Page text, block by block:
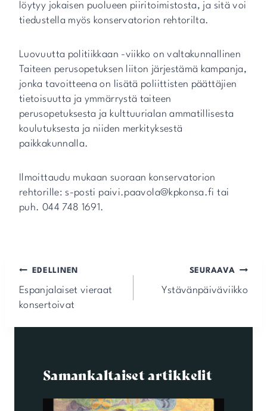
löytyy jokaisen puolueen piiritoimistosta, ja sitä voi
tiedustella myös konservatorion rehtorilta.
Luovuutta politiikkaan -viikko on valtakunnallinen
Taiteen perusopetuksen liiton järjestämä kampanja,
jonka tavoitteena on lisätä poliittisten päättäjien
tietoisuutta ja ymmärrystä taiteen
perusopetuksesta ja kulttuurialan ammatillisesta
koulutuksesta ja niiden merkityksestä
paikkakunnalla.
Ilmoittaudu mukaan suoraan konservatorion
rehtorille: s-posti paivi.paavola@kpkonsa.fi tai
puh. 044 748 1691.
Artikkelien
selaus
EDELLINEN
Espanjalaiset vieraat
konsertoivat
SEURAAVA
Ystävänpäiväviikko
Samankaltaiset artikkelit